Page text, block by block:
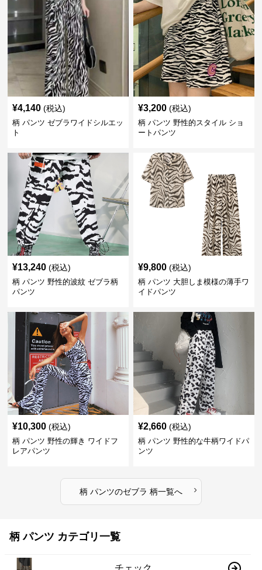
¥4,140 (税込)
柄 パンツ ゼブラワイドシルエッ
ト
¥3,200 (税込)
柄 パンツ 野性的スタイル ショ
ートパンツ
¥13,240 (税込)
柄 パンツ 野性的波紋 ゼブラ柄
パンツ
¥9,800 (税込)
柄 パンツ 大胆しま模様の薄手ワ
イドパンツ
¥10,300 (税込)
柄 パンツ 野性の輝き ワイドフ
レアパンツ
¥2,660 (税込)
柄 パンツ 野性的な牛柄ワイドパ
ンツ
柄 パンツのゼブラ 柄一覧へ ›
柄 パンツ カテゴリ一覧
チェック